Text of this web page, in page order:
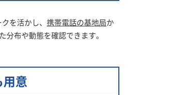
を活かし、 携帯電話の基地局か
布や動態を確認できます。
意